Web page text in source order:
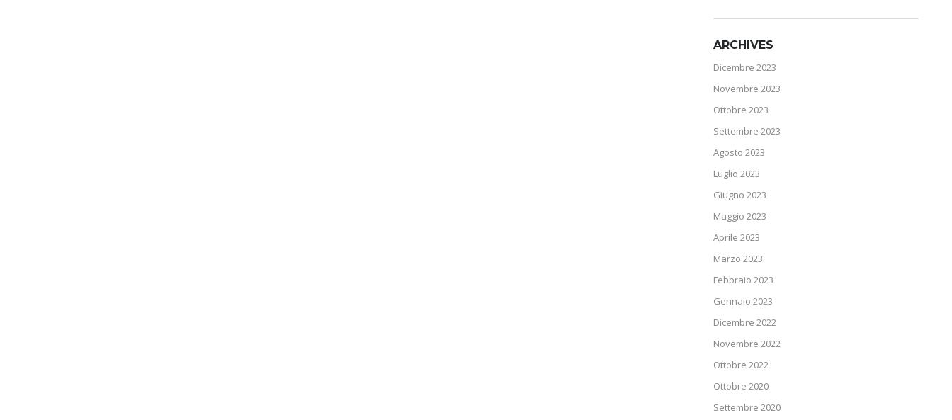
ARCHIVES
Dicembre 2023
Novembre 2023
Ottobre 2023
Settembre 2023
Agosto 2023
Luglio 2023
Giugno 2023
Maggio 2023
Aprile 2023
Marzo 2023
Febbraio 2023
Gennaio 2023
Dicembre 2022
Novembre 2022
Ottobre 2022
Ottobre 2020
Settembre 2020